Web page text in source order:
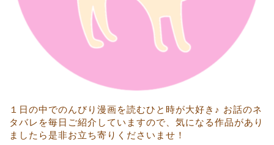
１日の中でのんびり漫画を読むひと時が大好き♪ お話のネ
タバレを毎日ご紹介していますので、気になる作品があり
ましたら是非お立ち寄りくださいませ！